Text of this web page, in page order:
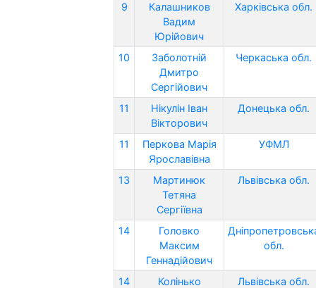
9
Калашников
Вадим
Юрійович
Харківська обл.
10
Заболотній
Дмитро
Сергійович
Черкаська обл.
11
Нікулін Іван
Вікторович
Донецька обл.
11
Перкова Марія
Ярославівна
УФМЛ
13
Мартинюк
Тетяна
Сергіївна
Львівська обл.
14
Головко
Максим
Геннадійович
обл.
14
Колінько
Львівська обл.